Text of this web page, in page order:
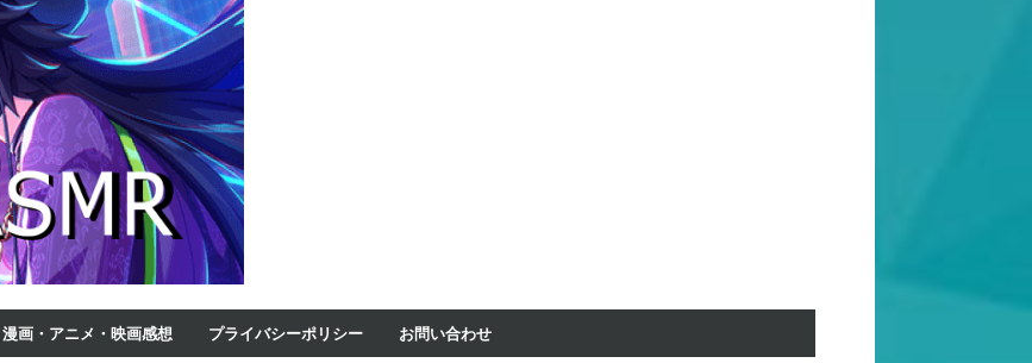
漫画・アニメ・映画感想 プライバシーポリシー お問い合わせ